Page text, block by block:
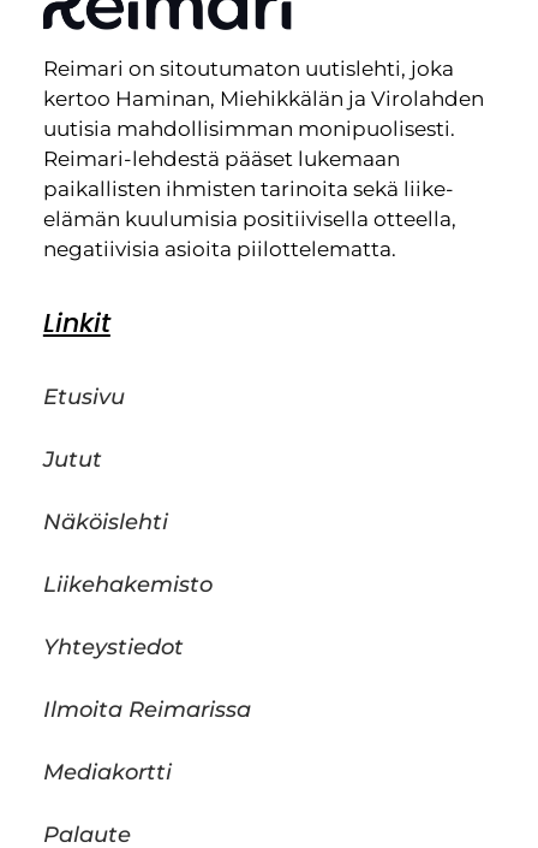
Reimari on sitoutumaton uutislehti, joka
kertoo Haminan, Miehikkälän ja Virolahden
uutisia mahdollisimman monipuolisesti.
Reimari-lehdestä pääset lukemaan
paikallisten ihmisten tarinoita sekä liike-
elämän kuulumisia positiivisella otteella,
negatiivisia asioita piilottelematta.
Linkit
Etusivu
Jutut
Näköislehti
Liikehakemisto
Yhteystiedot
Ilmoita Reimarissa
Mediakortti
Palaute